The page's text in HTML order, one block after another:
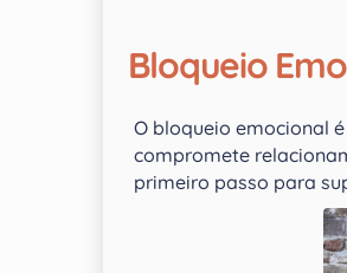
Bloqueio
O bloqueio emocional
compromete
primeiro passo para